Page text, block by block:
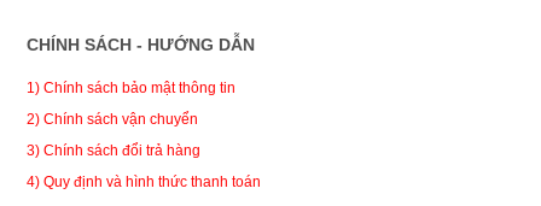
CHÍNH SÁCH - HƯỚNG DẪN
1) Chính sách bảo mật thông tin
2) Chính sách vận chuyển
3) Chính sách đổi trả hàng
4) Quy định và hình thức thanh toán